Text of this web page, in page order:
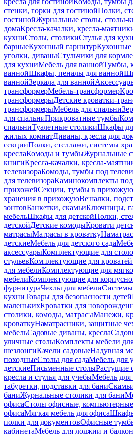
кресла для гостинойКомоды, тумбы
стенки, горки для гостинойПолки,
гостинойЖурнальные столы, столы-
домаКресла-качалки, кресла-
кухниСтолы, столикиСтулья для
барныеКухонный гарнитурКухонные
уголки, диваныСтульчики для
для кухниМебель для ваннойТумбы,
ваннойШкафы, пеналы для ванной
ваннойЗеркала для ванной
трансформерМебель-трансформер
трансформерыДетские кроватки-
трансформерыМебель для спальни
для спальниПрикроватные тумбы
спальниТуалетные столикиШкафы
жилых комнатДиваны, кресла для
секцииПолки, стеллажи, системы
креслаКомоды и тумбыЖурнальные
книгиКресла-качалки, кресла-
телевизораКомоды, тумбы под
для телевизораКаминокомплекты под
прихожейСекции, тумбы в прихожую
хранения в прихожуюВешалки,
зонтовБанкетки, скамьиКлючницы,
мебельШкафы для детскойПолки,
детскойДетские комодыКровати
матрасыМатрасы в кроватку
детскиеМебель для детского сада
аксессуарыКомплектующие для
стульевКомплектующие для кроватей
для мебелиКомплектующие для
мебелиКомплектующие для
фурнитураЧехлы для мебелиСистемы
кухниТовары для безопасности детей
маленькихКроватки для
столики, комоды, матрасыМанежи,
кроваткуНаматрасники, защитные
мебельСадовые диваны, кресла
уличные столыКомплекты мебели для
шезлонгиКачели садовыеНадувная
походныеСтолы для садаМебель для
детскиеПисьменные столыРастущие
кресла и стулья для учебыМебель для
табуретки, подставки для бани
баниЖурнальные столики для бани
офисаСтолы офисные, компьютерные
офисаМягкая мебель для офиса
полки для документовОфисные
кабинетаМебель для лоджии и